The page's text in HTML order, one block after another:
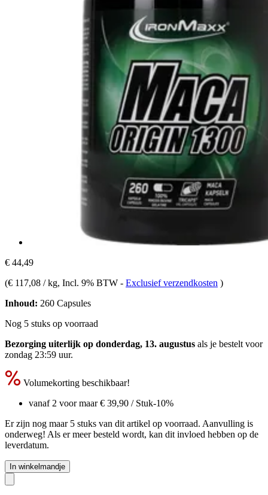
€ 44,49
(€ 117,08 / kg, Incl. 9% BTW - Exclusief verzendkosten )
Inhoud: 260 Capsules
Nog 5 stuks op voorraad
Bezorging uiterlijk op donderdag, 13. augustus als je bestelt voor
zondag 23:59 uur.
Volumekorting beschikbaar!
vanaf 2 voor maar€ 39,90 / Stuk-10%
Er zijn nog maar 5 stuks van dit artikel op voorraad. Aanvulling is
onderweg! Als er meer besteld wordt, kan dit invloed hebben op de
leverdatum.
In winkelmandje